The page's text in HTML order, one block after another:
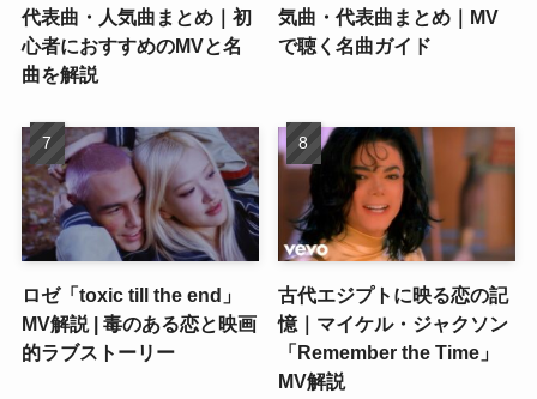
代表曲・人気曲まとめ｜初
心者におすすめのMVと名
曲を解説
気曲・代表曲まとめ｜MV
で聴く名曲ガイド
ロゼ「toxic till the end」
MV解説 | 毒のある恋と映画
的ラブストーリー
古代エジプトに映る恋の記
憶｜マイケル・ジャクソン
「Remember the Time」
MV解説